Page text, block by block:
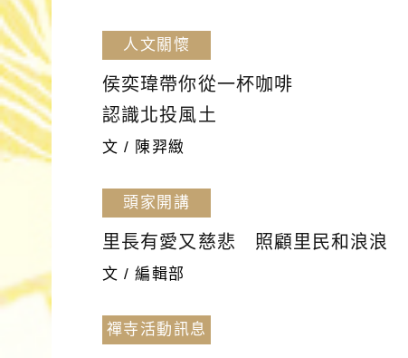
人文關懷
侯奕瑋帶你從一杯咖啡
認識北投風土
文 / 陳羿緻
頭家開講
里長有愛又慈悲 照顧里民和浪浪
文 / 編輯部
禪寺活動訊息